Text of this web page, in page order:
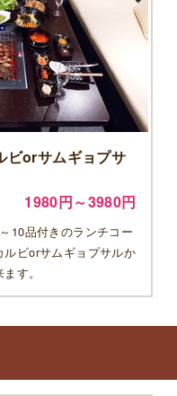
ビorサムギョプサ
1980円～3980円
10品付きのランチコー
ビorサムギョプサルか
す。